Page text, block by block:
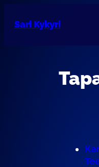
Sari Kykyri